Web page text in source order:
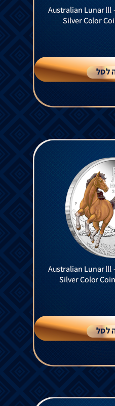
Australian Lunar lll
Silver Color
לסל
Australian Lunar lll
Silver Color
לסל